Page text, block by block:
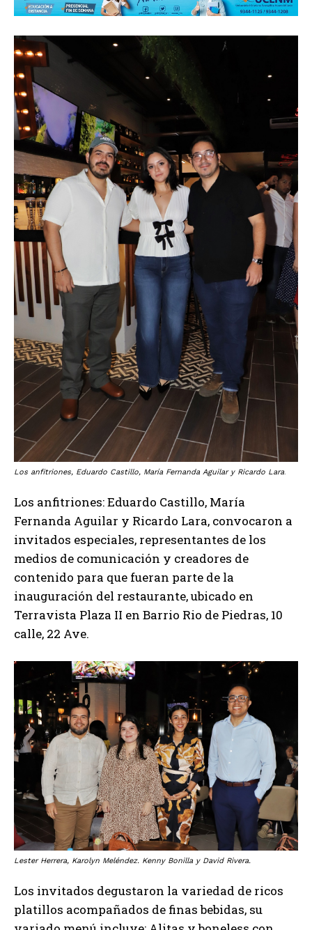
Los anfitriones, Eduardo Castillo, María Fernanda Aguilar y Ricardo Lara.
Los anfitriones: Eduardo Castillo, María
Fernanda Aguilar y Ricardo Lara, convocaron a
invitados especiales, representantes de los
medios de comunicación y creadores de
contenido para que fueran parte de la
inauguración del restaurante, ubicado en
Terravista Plaza II en Barrio Rio de Piedras, 10
calle, 22 Ave.
Lester Herrera, Karolyn Meléndez. Kenny Bonilla y David Rivera.
Los invitados degustaron la variedad de ricos
platillos acompañados de finas bebidas, su